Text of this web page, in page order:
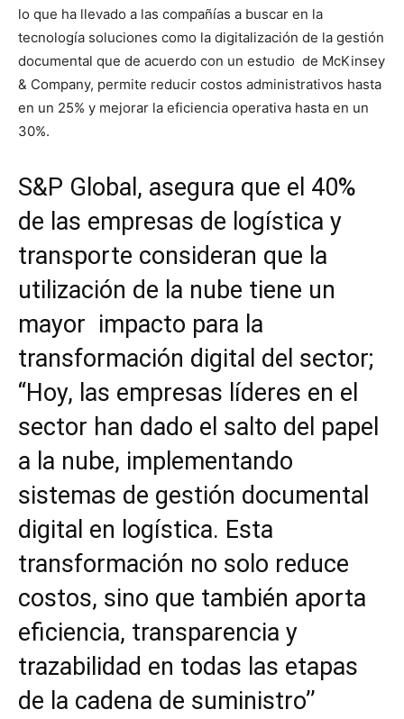
lo que ha llevado a las compañías a buscar en la
tecnología soluciones como la digitalización de la gestión
documental que de acuerdo con un estudio de McKinsey
& Company, permite reducir costos administrativos hasta
en un 25% y mejorar la eficiencia operativa hasta en un
30%.
S&P Global, asegura que el 40%
de las empresas de logística y
transporte consideran que la
utilización de la nube tiene un
mayor impacto para la
transformación digital del sector;
‘‘Hoy, las empresas líderes en el
sector han dado el salto del papel
a la nube, implementando
sistemas de gestión documental
digital en logística. Esta
transformación no solo reduce
costos, sino que también aporta
eficiencia, transparencia y
trazabilidad en todas las etapas
de la cadena de suministro’’